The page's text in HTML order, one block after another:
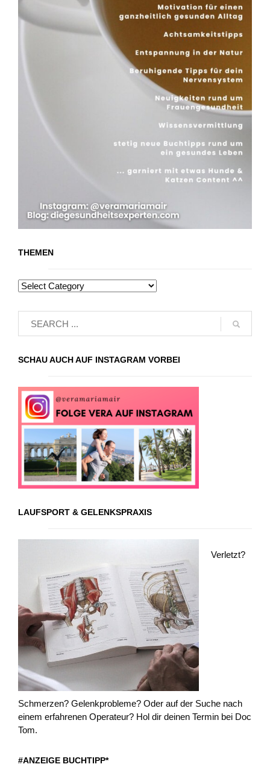
THEMEN
SCHAU AUCH AUF INSTAGRAM VORBEI
LAUFSPORT & GELENKSPRAXIS
Verletzt?
Schmerzen? Gelenkprobleme? Oder auf der Suche nach
einem erfahrenen Operateur? Hol dir deinen Termin bei Doc
Tom.
#ANZEIGE BUCHTIPP*